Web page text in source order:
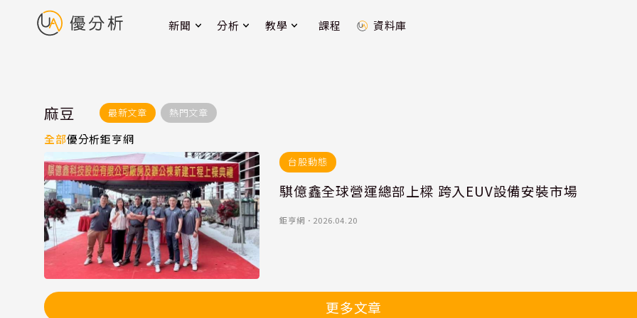
新聞 分析 教學 課程 資料庫
麻豆 最新文章 熱門文章
全部優分析鉅亨網
台股動態
騏億鑫全球營運總部上樑 跨入EUV設備安裝市場
鉅亨網 ． 2026.04.20
更多文章